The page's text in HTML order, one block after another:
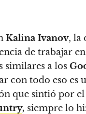
Kalina Ivanov, la
de trabajar
similares a los
con todo eso es
que sintió por
, siempre lo